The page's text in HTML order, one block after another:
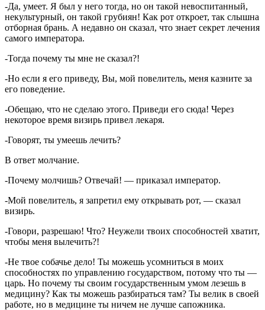
-Да, умеет. Я был у него тогда, но он такой невоспитанный,
некультурный, он такой грубиян! Как рот откроет, так слышна
отборная брань. А недавно он сказал, что знает секрет лечения
самого императора.
-Тогда почему ты мне не сказал?!
-Но если я его приведу, Вы, мой повелитель, меня казните за
его поведение.
-Обещаю, что не сделаю этого. Приведи его сюда! Через
некоторое время визирь привел лекаря.
-Говорят, ты умеешь лечить?
В ответ молчание.
-Почему молчишь? Отвечай! — приказал император.
-Мой повелитель, я запретил ему открывать рот, — сказал
визирь.
-Говори, разрешаю! Что? Неужели твоих способностей хватит,
чтобы меня вылечить?!
-Не твое собачье дело! Ты можешь усомниться в моих
способностях по управлению государством, потому что ты —
царь. Но почему ты своим государственным умом лезешь в
медицину? Как ты можешь разбираться там? Ты велик в своей
работе, но в медицине ты ничем не лучше сапожника.